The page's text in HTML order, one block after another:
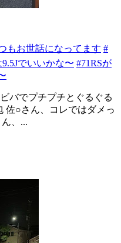
もお世話になってます #
でいいかな〜 #71RSが
バでプチプチとぐるぐる
佐○さん、コレではダメっ
、...